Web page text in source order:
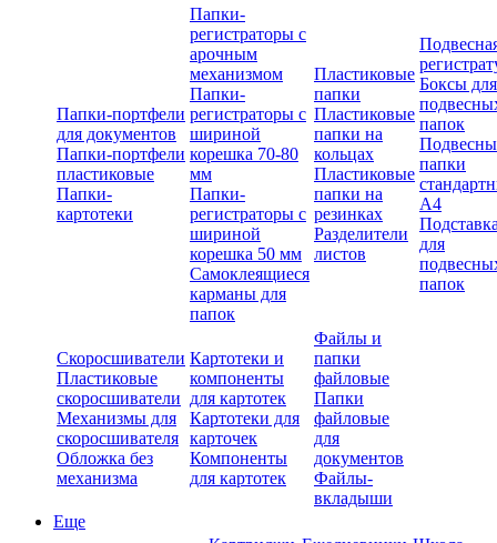
Папки-портфели
для документов
Папки-портфели
пластиковые
Папки-
картотеки
Папки-
регистраторы с
арочным
механизмом
Папки-
регистраторы с
шириной
корешка 70-80
мм
Папки-
регистраторы с
шириной
корешка 50 мм
Самоклеящиеся
карманы для
папок
Пластиковые
папки
Пластиковые
папки на
кольцах
Пластиковые
папки на
резинках
Разделители
листов
Боксы для
папок
папки
А4
для
папок
Скоросшиватели
Пластиковые
скоросшиватели
Механизмы для
скоросшивателя
Обложка без
механизма
Картотеки и
компоненты
для картотек
Картотеки для
карточек
Компоненты
для картотек
Файлы и
папки
файловые
Папки
файловые
для
документов
Файлы-
вкладыши
Еще